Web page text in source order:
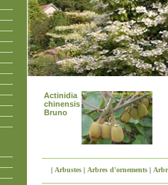
Actinidia
chinensis
Bruno
| Arbustes| Arbres d'ornements|